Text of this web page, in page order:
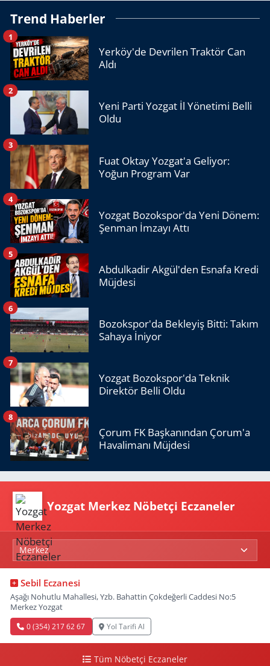
Trend Haberler
Yerköy'de Devrilen Traktör Can
Aldı
1
Yeni Parti Yozgat İl Yönetimi Belli
Oldu
2
Fuat Oktay Yozgat'a Geliyor:
Yoğun Program Var
3
Yozgat Bozokspor'da Yeni Dönem:
Şenman İmzayı Attı
4
Abdulkadir Akgül'den Esnafa Kredi
Müjdesi
5
Bozokspor'da Bekleyiş Bitti: Takım
Sahaya İniyor
6
Yozgat Bozokspor'da Teknik
Direktör Belli Oldu
7
Çorum FK Başkanından Çorum'a
Havalimanı Müjdesi
8
Yozgat Merkez Nöbetçi Eczaneler
Sebil Eczanesi
Aşağı Nohutlu Mahallesi, Yzb. Bahattin Çokdeğerli Caddesi No:5
Merkez Yozgat
0 (354) 217 62 67 Yol Tarifi Al
Tüm Nöbetçi Eczaneler